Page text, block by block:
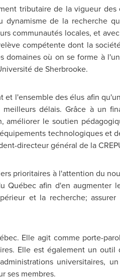
tributaire de la vigueur des
de la recherche
communautés locales, et
compétente dont la
où on se forme à
de Sherbrooke.
l'ensemble des élus afin
délais. Grâce à un
le soutien
technologiques et
directeur général de la
prioritaires à l'attention du
Québec afin d'en augmenter
et la recherche;
Elle agit comme porte-
Elle est également un
universitaires,
ses membres.